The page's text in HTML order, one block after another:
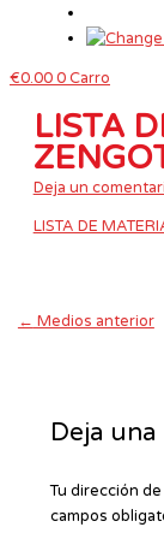
€0.000Carro
LISTA
Deja un
LISTA DE
← Medios anterior
Deja
Tu dirección
campos